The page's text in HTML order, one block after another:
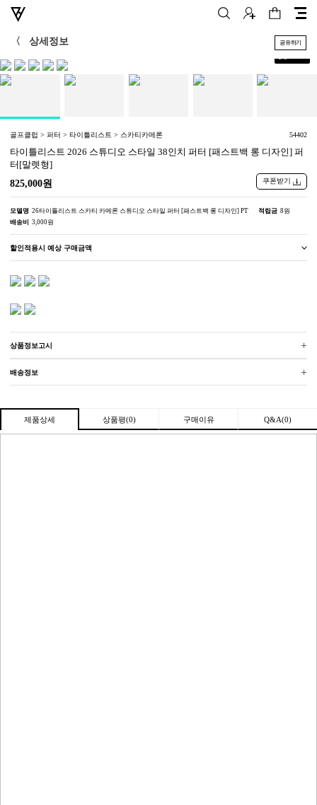
〈 상세정보 공유하기
+
골프클럽 > 퍼터 > 타이틀리스트 > 스카티카메론 54402
타이틀리스트 2026 스튜디오 스타일 38인치 퍼터 [패스트백 롱 디자인] 퍼
터[말렛형]
825,000원
쿠폰받기
모델명 26타이틀리스트 스카티 카메론 스튜디오 스타일 퍼터 [패스트백 롱 디자인] PT 적립금 8원
배송비
3,000원
할인적용시 예상 구매금액
상품정보고시 +
배송정보 +
제품상세 상품평(0) 구매이유 Q&A(0)